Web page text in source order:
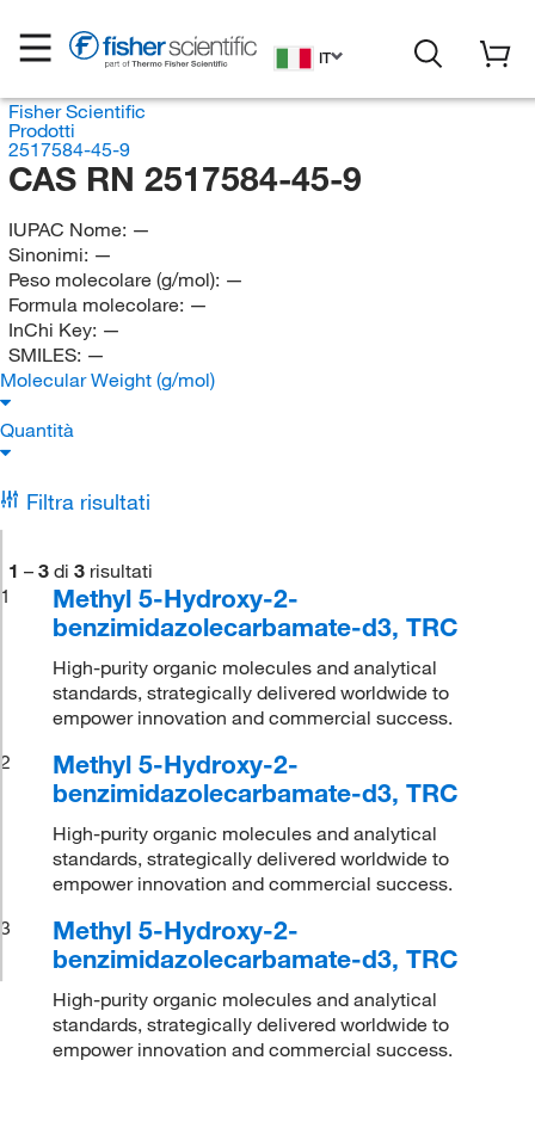
IT
Fisher Scientific
Prodotti
2517584-45-9
CAS RN 2517584-45-9
IUPAC Nome: —
Sinonimi: —
Peso molecolare (g/mol): —
Formula molecolare: —
InChi Key: —
SMILES: —
Molecular Weight (g/mol)
Quantità
Filtra risultati
1 – 3 di 3 risultati
1
Methyl 5-Hydroxy-2-
benzimidazolecarbamate-d3, TRC
High-purity organic molecules and analytical
standards, strategically delivered worldwide to
empower innovation and commercial success.
2
Methyl 5-Hydroxy-2-
benzimidazolecarbamate-d3, TRC
High-purity organic molecules and analytical
standards, strategically delivered worldwide to
empower innovation and commercial success.
3
Methyl 5-Hydroxy-2-
benzimidazolecarbamate-d3, TRC
High-purity organic molecules and analytical
standards, strategically delivered worldwide to
empower innovation and commercial success.